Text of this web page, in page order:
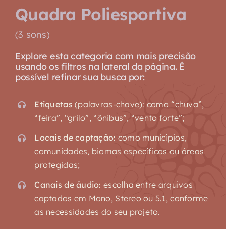
Quadra Poliesportiva
(3 sons)
Explore esta categoria com mais precisão
usando os filtros na lateral da página. É
possível refinar sua busca por:
Etiquetas (palavras-chave): como “chuva”,
“feira”, “grilo”, “ônibus”, “vento forte”;
Locais de captação: como municípios,
comunidades, biomas específicos ou áreas
protegidas;
Canais de áudio: escolha entre arquivos
captados em Mono, Stereo ou 5.1, conforme
as necessidades do seu projeto.